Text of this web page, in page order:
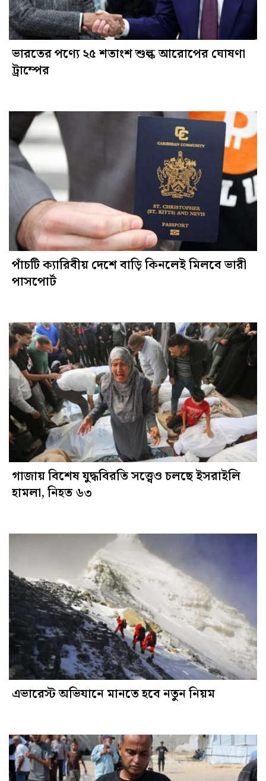
ভারতের পণ্যে ২৫ শতাংশ শুল্ক আরোপের ঘোষণা
ট্রাম্পের
পাঁচটি ক্যারিবীয় দেশে বাড়ি কিনলেই মিলবে ভারী
পাসপোর্ট
গাজায় বিশেষ যুদ্ধবিরতি সত্ত্বেও চলছে ইসরাইলি
হামলা, নিহত ৬৩
এভারেস্ট অভিযানে মানতে হবে নতুন নিয়ম